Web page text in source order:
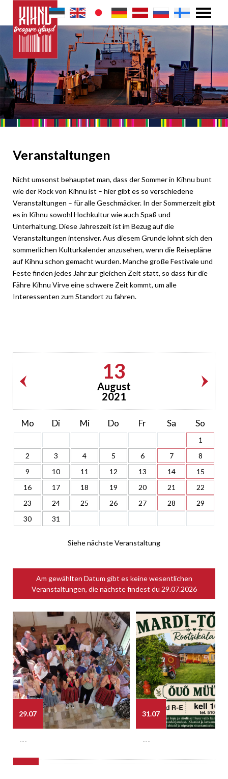
Veranstaltungen
Nicht umsonst behauptet man, dass der Sommer in Kihnu bunt
wie der Rock von Kihnu ist – hier gibt es so verschiedene
Veranstaltungen – für alle Geschmäcker. In der Sommerzeit gibt
es in Kihnu sowohl Hochkultur wie auch Spaß und
Unterhaltung. Diese Jahreszeit ist im Bezug auf die
Veranstaltungen intensiver. Aus diesem Grunde lohnt sich den
sommerlichen Kulturkalender anzusehen, wenn die Reisepläne
auf Kihnu schon gemacht wurden. Manche große Festivale und
Feste finden jedes Jahr zur gleichen Zeit statt, so dass für die
Fähre Kihnu Virve eine schwere Zeit kommt, um alle
Interessenten zum Standort zu fahren.
13
August
2021
Mo Di Mi Do Fr Sa So
1
2
3 4 5 6 7
8
9
10 11 12 13 14
15
16
17 18 19 20 21
22
23
24 25 26 27 28
29
30
31
Siehe nächste Veranstaltung
Am gewählten Datum gibt es keine wesentlichen
Veranstaltungen, die nächste findest du 29.07.2026
29.07
---
31.07
---